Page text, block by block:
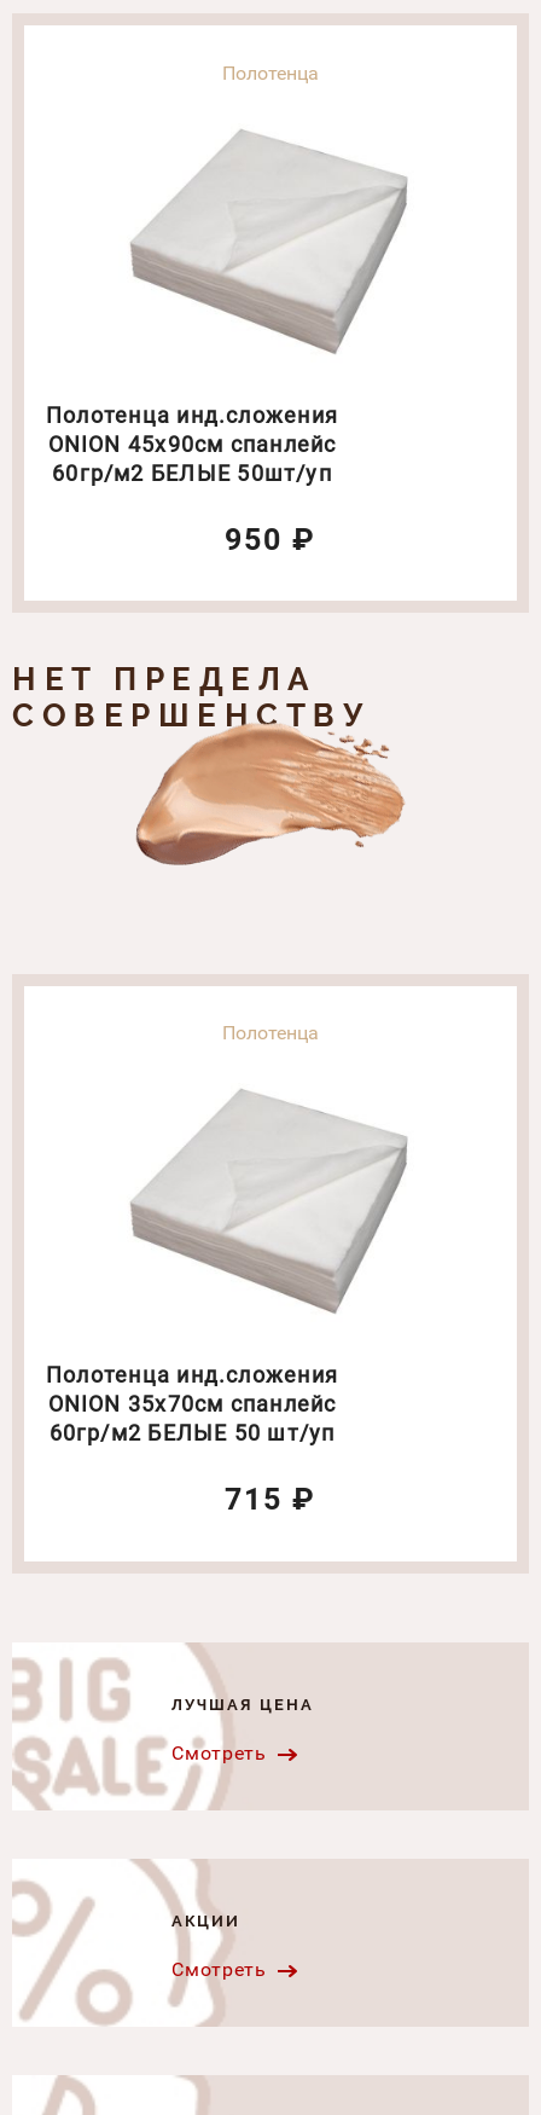
Полотенца
Полотенца инд.сложения
ONION 45х90см спанлейс
60гр/м2 БЕЛЫЕ 50шт/уп
950 ₽
НЕТ ПРЕДЕЛА
СОВЕРШЕНСТВУ
Полотенца
Полотенца инд.сложения
ONION 35х70см спанлейс
60гр/м2 БЕЛЫЕ 50 шт/уп
715 ₽
ЛУЧШАЯ ЦЕНА
Смотреть
АКЦИИ
Смотреть